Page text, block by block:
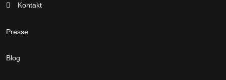
Kontakt
Presse
Blog